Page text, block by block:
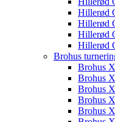
Hillerød
Hillerød
Hillerød
Hillerød
Brohus
Brohus
Brohus
Brohus
Brohus
Brohus